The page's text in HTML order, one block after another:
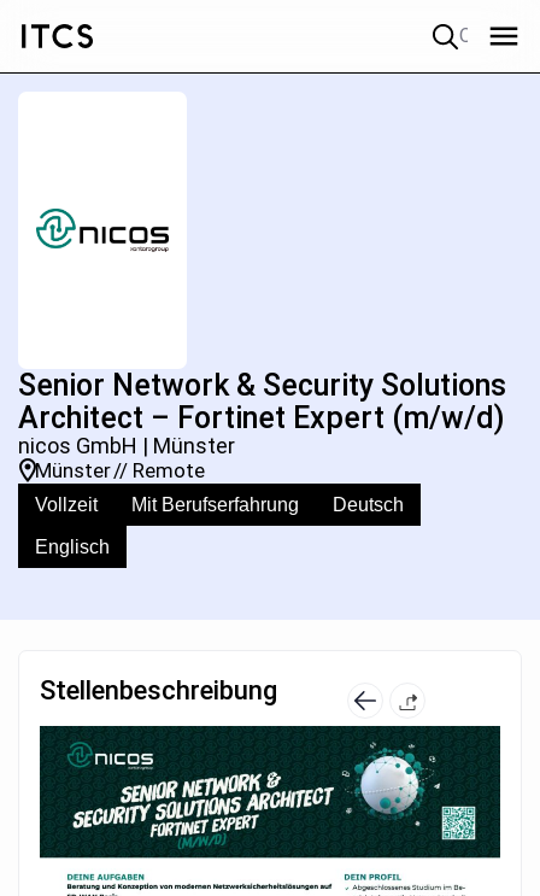
Senior Network & Security Solutions
Architect – Fortinet Expert (m/w/d)
nicos GmbH | Münster
Münster// Remote
Vollzeit Mit Berufserfahrung Deutsch
Englisch
Stellenbeschreibung